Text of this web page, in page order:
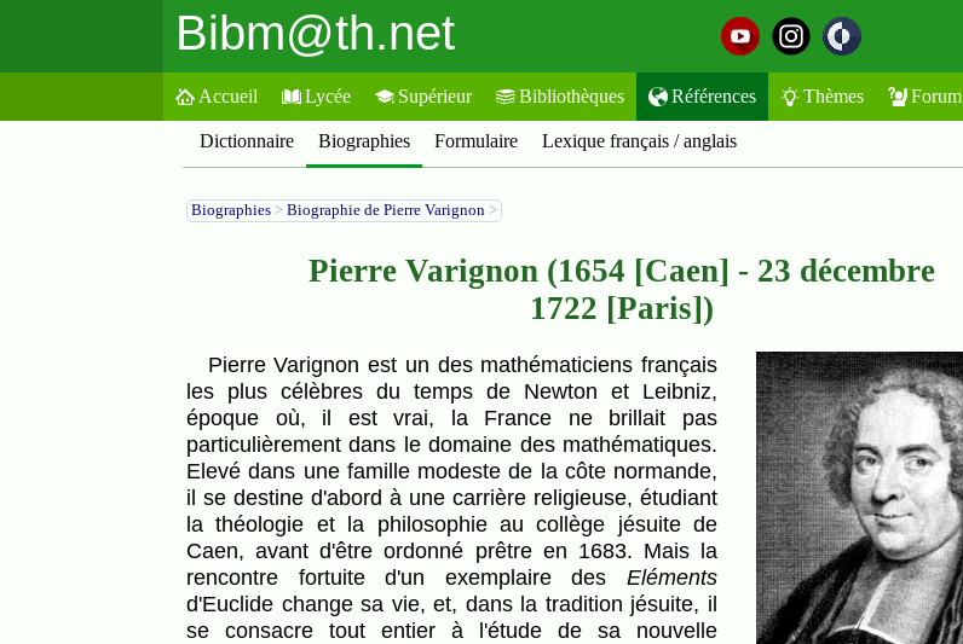
Bibm@th.net
Accueil Lycée Supérieur Bibliothèques Références Thèmes Forum
Dictionnaire Biographies Formulaire Lexique français / anglais
Biographies > Biographie de Pierre Varignon >
Pierre Varignon (1654 [Caen] - 23 décembre
1722 [Paris])
Pierre Varignon est un des mathématiciens français
les plus célèbres du temps de Newton et Leibniz,
époque où, il est vrai, la France ne brillait pas
particulièrement dans le domaine des mathématiques.
Elevé dans une famille modeste de la côte normande,
il se destine d'abord à une carrière religieuse, étudiant
la théologie et la philosophie au collège jésuite de
Caen, avant d'être ordonné prêtre en 1683. Mais la
rencontre fortuite d'un exemplaire des Eléments
d'Euclide change sa vie, et, dans la tradition jésuite, il
se consacre tout entier à l'étude de sa nouvelle